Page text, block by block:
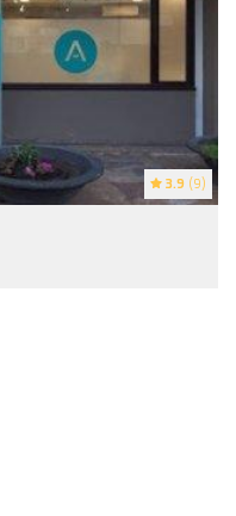
3.9 (9)